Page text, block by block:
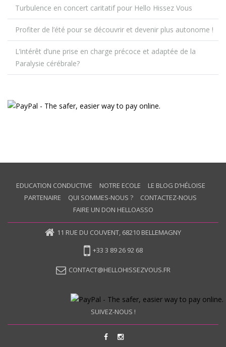
Turbulence en concert caritatif pour Hello Hissez Vous
Profiter de l’été pour se découvrir et devenir plus autonome !
L’intérêt d’une prise en charge précoce et adaptée de la
Paralysie cérébrale?
EDUCATION CONDUCTIVE NOTRE ECOLE
LE BLOG D’HÉLOISE
PARTENAIRE
QUI SOMMES-NOUS ?
CONTACTEZ-NOUS
FAIRE UN DON HELLOASSO
11 RUE DU COUVENT, 68210 BELLEMAGNY
+33 3 89 26 92 68
CONTACT@HELLOHISSEZVOUS.FR
SUIVEZ-NOUS !